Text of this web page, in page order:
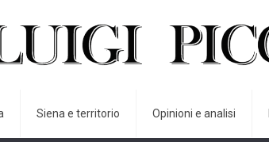
Siena e territorio Opinioni e analisi